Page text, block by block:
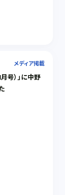
メディア掲載
号）」に中野